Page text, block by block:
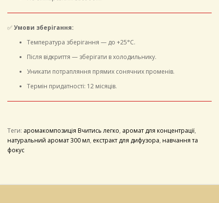
✅Умови зберігання:
Температура зберігання — до +25°C.
Після відкриття — зберігати в холодильнику.
Уникати потрапляння прямих сонячних променів.
Термін придатності: 12 місяців.
Теги: аромакомпозиція Вчитись легко, аромат для концентрації,
натуральний аромат 300 мл, екстракт для дифузора, навчання та
фокус